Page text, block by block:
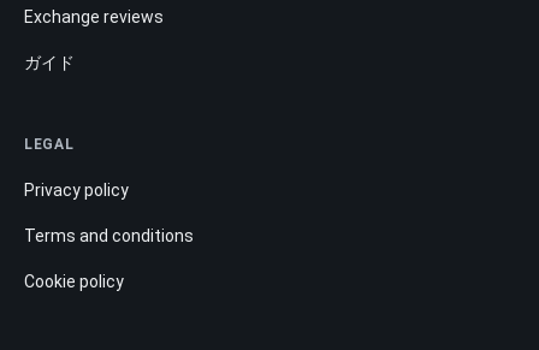
Exchange reviews
ガイド
LEGAL
Privacy policy
Terms and conditions
Cookie policy